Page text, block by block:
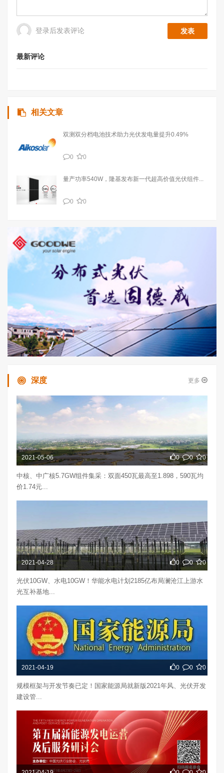
登录后发表评论
最新评论
相关文章
双测双分档电池技术助力光伏发电量提升0.49%
0 0
量产功率540W，隆基发布新一代超高价值光伏组件...
0 0
深度 更多
2021-05-06 0 0 0
中核、中广核5.7GW组件集采：双面450瓦最高至1.898，590瓦均
价1.74元...
2021-04-28 0 0 0
光伏10GW、水电10GW！华能水电计划2185亿布局澜沧江上游水
光互补基地...
2021-04-19 0 0 0
规模框架与开发节奏已定！国家能源局就新版2021年风、光伏开发
建设管...